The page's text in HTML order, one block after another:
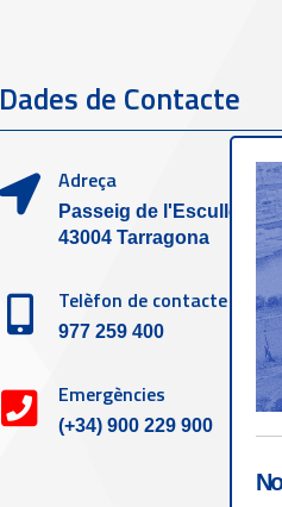
Dades de Contacte
Adreça
Passeig de l'Escullera s/
43004 Tarragona
Telèfon de contacte
977 259 400
Emergències
(+34) 900 229 900